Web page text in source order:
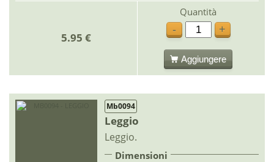
5.95 €
Quantità
-
+
Aggiungere
Mb0094
Leggio
Leggio.
Dimensioni